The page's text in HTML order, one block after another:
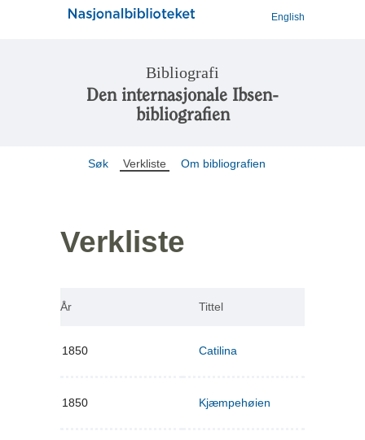
English
Bibliografi
Den internasjonale Ibsen-
bibliografien
Søk Verkliste Om bibliografien
Verkliste
År Tittel
1850 Catilina
1850 Kjæmpehøien